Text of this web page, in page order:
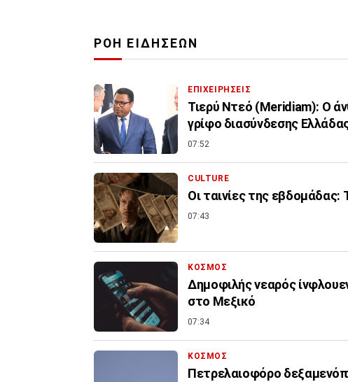
ΡΟΗ ΕΙΔΗΣΕΩΝ
ΕΠΙΧΕΙΡΗΣΕΙΣ
Τιερύ Ντεό (Meridiam): Ο
γρίφο διασύνδεσης
07:52
CULTURE
Οι ταινίες της εβδομάδας:
07:43
ΚΟΣΜΟΣ
Δημοφιλής νεαρός
στο Μεξικό
07:34
ΚΟΣΜΟΣ
Πετρελαιοφόρο